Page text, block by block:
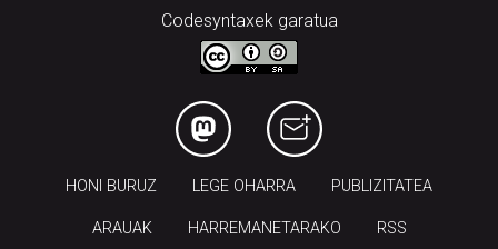
Codesyntaxek garatua
HONI BURUZ LEGE OHARRA PUBLIZITATEA
ARAUAK HARREMANETARAKO RSS